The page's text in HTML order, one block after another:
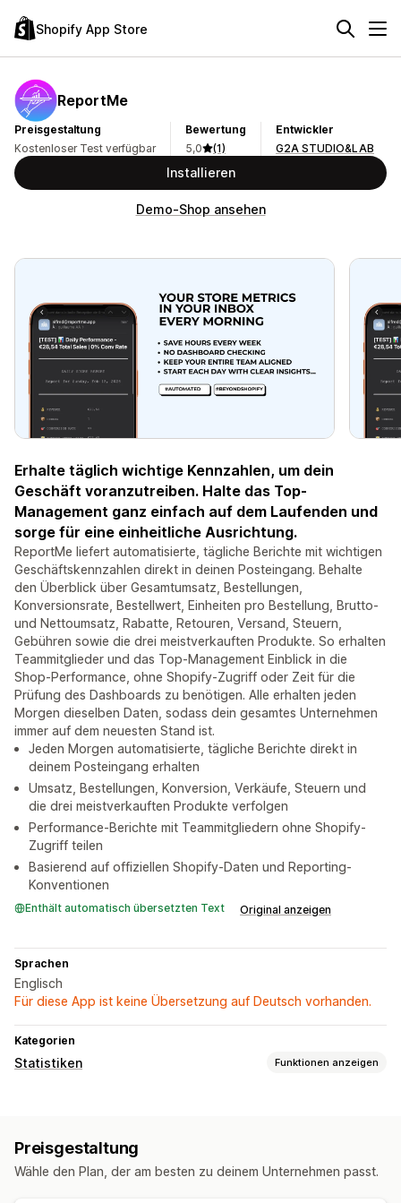
Shopify App Store
ReportMe
Preisgestaltung
Kostenloser Test verfügbar
Bewertung
5,0
(1)
Entwickler
G2A STUDIO&LAB
Installieren
Demo-Shop ansehen
Erhalte täglich wichtige Kennzahlen, um dein
Geschäft voranzutreiben. Halte das Top-
Management ganz einfach auf dem Laufenden und
sorge für eine einheitliche Ausrichtung.
ReportMe liefert automatisierte, tägliche Berichte mit wichtigen
Geschäftskennzahlen direkt in deinen Posteingang. Behalte
den Überblick über Gesamtumsatz, Bestellungen,
Konversionsrate, Bestellwert, Einheiten pro Bestellung, Brutto-
und Nettoumsatz, Rabatte, Retouren, Versand, Steuern,
Gebühren sowie die drei meistverkauften Produkte. So erhalten
Teammitglieder und das Top-Management Einblick in die
Shop-Performance, ohne Shopify-Zugriff oder Zeit für die
Prüfung des Dashboards zu benötigen. Alle erhalten jeden
Morgen dieselben Daten, sodass dein gesamtes Unternehmen
immer auf dem neuesten Stand ist.
Jeden Morgen automatisierte, tägliche Berichte direkt in
deinem Posteingang erhalten
Umsatz, Bestellungen, Konversion, Verkäufe, Steuern und
die drei meistverkauften Produkte verfolgen
Performance-Berichte mit Teammitgliedern ohne Shopify-
Zugriff teilen
Basierend auf offiziellen Shopify-Daten und Reporting-
Konventionen
Enthält automatisch übersetzten Text Original anzeigen
Sprachen
Englisch
Für diese App ist keine Übersetzung auf Deutsch vorhanden.
Kategorien
Statistiken Funktionen anzeigen
Marketing und Vertrieb
Preisgestaltung
Wähle den Plan, der am besten zu deinem Unternehmen passt.